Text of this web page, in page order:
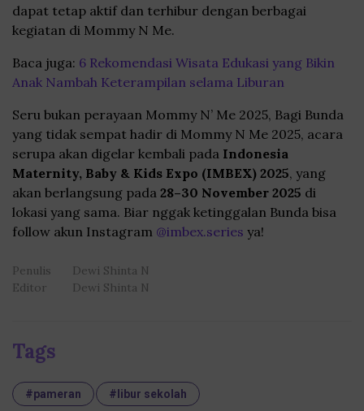
dapat tetap aktif dan terhibur dengan berbagai
kegiatan di Mommy N Me.
Baca juga: 6 Rekomendasi Wisata Edukasi yang Bikin
Anak Nambah Keterampilan selama Liburan
Seru bukan perayaan Mommy N’ Me 2025, Bagi Bunda
yang tidak sempat hadir di Mommy N Me 2025, acara
serupa akan digelar kembali pada Indonesia
Maternity, Baby & Kids Expo (IMBEX) 2025, yang
akan berlangsung pada 28–30 November 2025 di
lokasi yang sama. Biar nggak ketinggalan Bunda bisa
follow akun Instagram @imbex.series ya!
Penulis
Dewi Shinta N
Editor
Dewi Shinta N
Tags
#pameran #libur sekolah